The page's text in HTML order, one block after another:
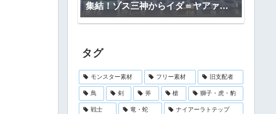
集結！ゾス三神からイダ＝ヤアァ、
インスマス面まで網羅｜RPGツクー
タグ
モンスター素材 フリー素材 旧支配者
鳥 剣 斧 槍 獅子・虎・豹
戦士 竜・蛇 ナイアーラトテップ